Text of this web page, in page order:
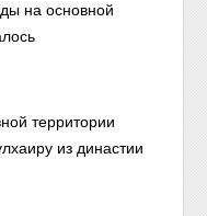
на основной
территории
из династии